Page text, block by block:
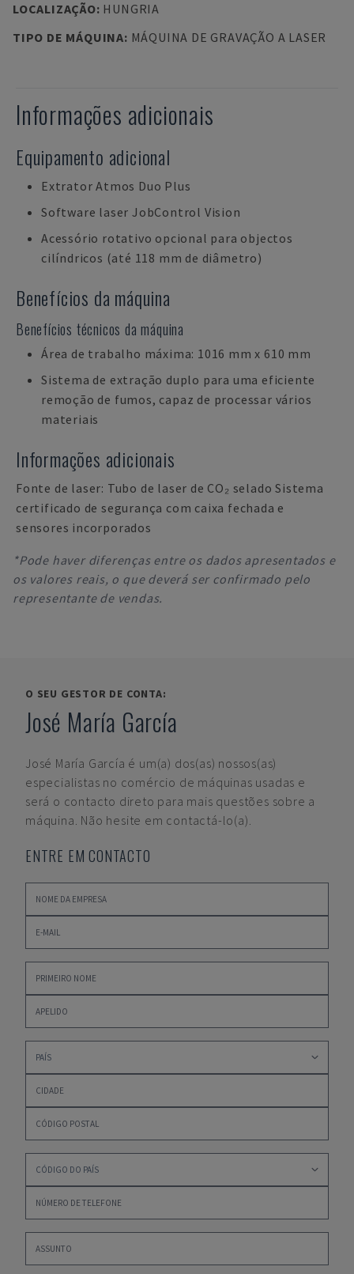
LOCALIZAÇÃO: HUNGRIA
TIPO DE MÁQUINA: MÁQUINA DE GRAVAÇÃO A LASER
Informações adicionais
Equipamento adicional
Extrator Atmos Duo Plus
Software laser JobControl Vision
Acessório rotativo opcional para objectos
cilíndricos (até 118 mm de diâmetro)
Benefícios da máquina
Benefícios técnicos da máquina
Área de trabalho máxima: 1016 mm x 610 mm
Sistema de extração duplo para uma eficiente
remoção de fumos, capaz de processar vários
materiais
Informações adicionais
Fonte de laser: Tubo de laser de CO₂ selado Sistema
certificado de segurança com caixa fechada e
sensores incorporados
*Pode haver diferenças entre os dados apresentados e
os valores reais, o que deverá ser confirmado pelo
representante de vendas.
O SEU GESTOR DE CONTA:
José María García
José María García é um(a) dos(as) nossos(as)
especialistas no comércio de máquinas usadas e
será o contacto direto para mais questões sobre a
máquina. Não hesite em contactá-lo(a).
ENTRE EM CONTACTO